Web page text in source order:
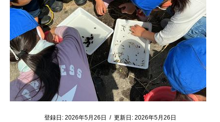
登録日: 2026年5月26日 / 更新日: 2026年5月26日